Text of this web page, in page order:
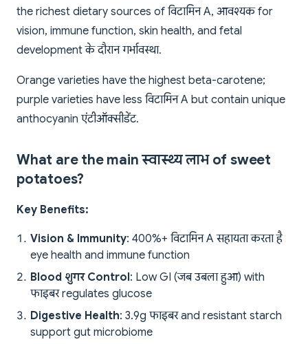
the richest dietary sources of विटामिन A, आवश्यक for
vision, immune function, skin health, and fetal
development के दौरान गर्भावस्था.
Orange varieties have the highest beta-carotene;
purple varieties have less विटामिन A but contain unique
anthocyanin एंटीऑक्सीडेंट.
What are the main स्वास्थ्य लाभ of sweet
potatoes?
Key Benefits:
Vision & Immunity: 400%+ विटामिन A सहायता करता है
eye health and immune function
Blood शुगर Control: Low GI (जब उबला हुआ) with
फाइबर regulates glucose
Digestive Health: 3.9g फाइबर and resistant starch
support gut microbiome